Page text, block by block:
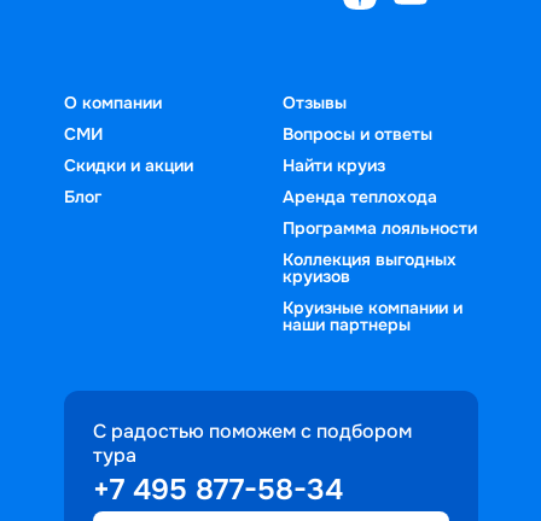
О компании
СМИ
Скидки и акции
Блог
Отзывы
Вопросы и ответы
Найти круиз
Аренда теплохода
Программа лояльности
Коллекция выгодных
круизов
Круизные компании и
наши партнеры
С радостью поможем с подбором
тура
+7 495 877-58-34